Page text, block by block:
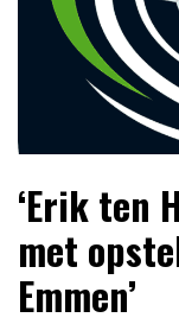
transferupdates,
spelers en
‘Erik ten
met
Emmen’